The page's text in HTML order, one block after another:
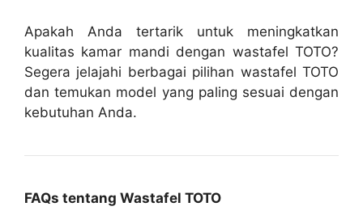
Apakah Anda tertarik untuk meningkatkan
kualitas kamar mandi dengan wastafel TOTO?
Segera jelajahi berbagai pilihan wastafel TOTO
dan temukan model yang paling sesuai dengan
kebutuhan Anda.
FAQs tentang Wastafel TOTO